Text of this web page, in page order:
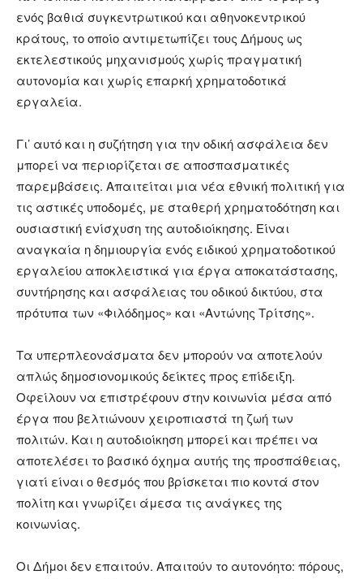
ενός βαθιά συγκεντρωτικού και αθηνοκεντρικού
κράτους, το οποίο αντιμετωπίζει τους Δήμους ως
εκτελεστικούς μηχανισμούς χωρίς πραγματική
αυτονομία και χωρίς επαρκή χρηματοδοτικά
εργαλεία.
Γι’ αυτό και η συζήτηση για την οδική ασφάλεια δεν
μπορεί να περιορίζεται σε αποσπασματικές
παρεμβάσεις. Απαιτείται μια νέα εθνική πολιτική για
τις αστικές υποδομές, με σταθερή χρηματοδότηση και
ουσιαστική ενίσχυση της αυτοδιοίκησης. Είναι
αναγκαία η δημιουργία ενός ειδικού χρηματοδοτικού
εργαλείου αποκλειστικά για έργα αποκατάστασης,
συντήρησης και ασφάλειας του οδικού δικτύου, στα
πρότυπα των «Φιλόδημος» και «Αντώνης Τρίτσης».
Τα υπερπλεονάσματα δεν μπορούν να αποτελούν
απλώς δημοσιονομικούς δείκτες προς επίδειξη.
Οφείλουν να επιστρέφουν στην κοινωνία μέσα από
έργα που βελτιώνουν χειροπιαστά τη ζωή των
πολιτών. Και η αυτοδιοίκηση μπορεί και πρέπει να
αποτελέσει το βασικό όχημα αυτής της προσπάθειας,
γιατί είναι ο θεσμός που βρίσκεται πιο κοντά στον
πολίτη και γνωρίζει άμεσα τις ανάγκες της
κοινωνίας.
Οι Δήμοι δεν επαιτούν. Απαιτούν το αυτονόητο: πόρους,